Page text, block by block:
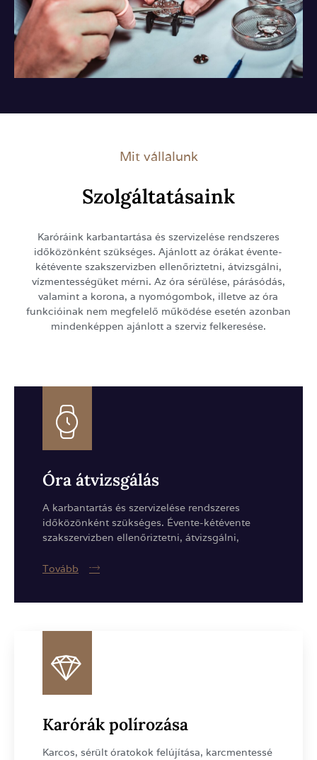
Mit vállalunk
Szolgáltatásaink
Karóráink karbantartása és szervizelése rendszeres
időközönként szükséges. Ajánlott az órákat évente-
kétévente szakszervizben ellenőriztetni, átvizsgálni,
vízmentességüket mérni. Az óra sérülése, párásódás,
valamint a korona, a nyomógombok, illetve az óra
funkcióinak nem megfelelő működése esetén azonban
mindenképpen ajánlott a szerviz felkeresése.
Óra átvizsgálás
A karbantartás és szervizelése rendszeres
időközönként szükséges. Évente-kétévente
szakszervizben ellenőriztetni, átvizsgálni,
Tovább
Karórák polírozása
Karcos, sérült óratokok felújítása, karcmentessé